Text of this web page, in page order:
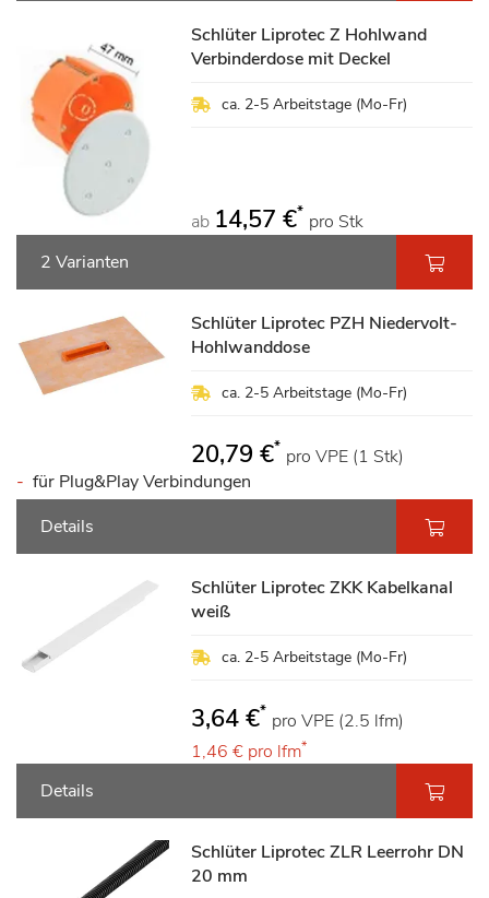
Schlüter Liprotec Z Hohlwand
Verbinderdose mit Deckel
ca. 2-5 Arbeitstage (Mo-Fr)
ab 14,57 €* pro Stk
2 Varianten
Schlüter Liprotec PZH Niedervolt-
Hohlwanddose
ca. 2-5 Arbeitstage (Mo-Fr)
20,79 €* pro VPE (1 Stk)
für Plug&Play Verbindungen
Details
Schlüter Liprotec ZKK Kabelkanal
weiß
ca. 2-5 Arbeitstage (Mo-Fr)
3,64 €* pro VPE (2.5 lfm)
1,46 € pro lfm*
Details
Schlüter Liprotec ZLR Leerrohr DN
20 mm